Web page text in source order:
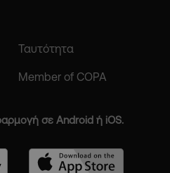
Ταυτότητα
Member of COPA
σε Android ή iOS.